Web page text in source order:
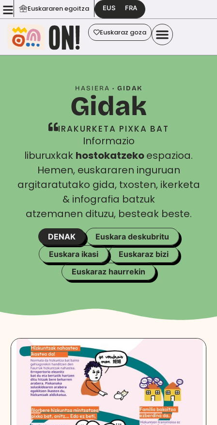
Euskararen egoitza EUS FRA
Euskaraz goza
HASIERA • GIDAK
Gidak
IRAKURKETA PIXKA BAT
Informazio
liburuxkak hostokatzekoespazioa.
Hemen, euskararen inguruan
argitaratutako gida, txosten, ikerketa
& infografia batzuk
atzemanen dituzu, besteak beste.
Euskara deskubritu
Euskara ikasi
Euskaraz bizi
Euskaraz haurrekin
DENAK